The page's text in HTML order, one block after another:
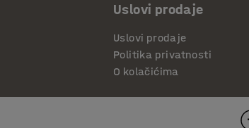
Uslovi prodaje
Uslovi prodaje
Politika privatnosti
O kolačićima